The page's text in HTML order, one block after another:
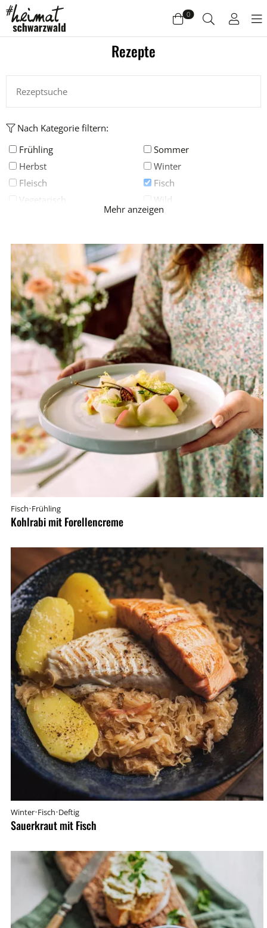
0
Jetzt einkaufen
Rezepte
Nach Kategorie filtern:
Frühling
Sommer
Herbst
Winter
Fleisch
Fisch
Vegetarisch
Wild
Deftig
Süß
Backen
Drinks
Eis
Mehr anzeigen
Fisch·Frühling
Kohlrabi mit Forellencreme
Winter·Fisch·Deftig
Sauerkraut mit Fisch